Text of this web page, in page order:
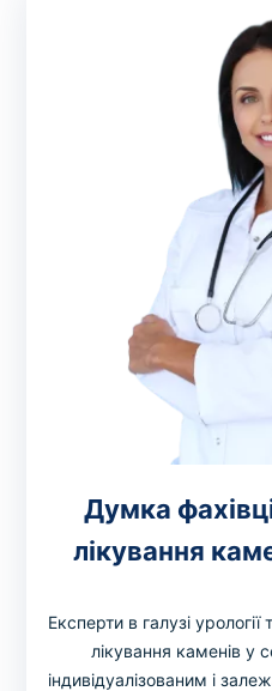
Думка
лікування
Експерти в галузі
лікування каменів у
індивідуалізованим і